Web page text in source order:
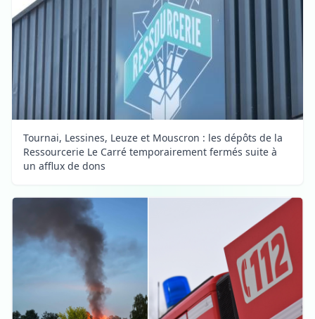
Tournai, Lessines, Leuze et Mouscron : les dépôts de la
Ressourcerie Le Carré temporairement fermés suite à
un afflux de dons